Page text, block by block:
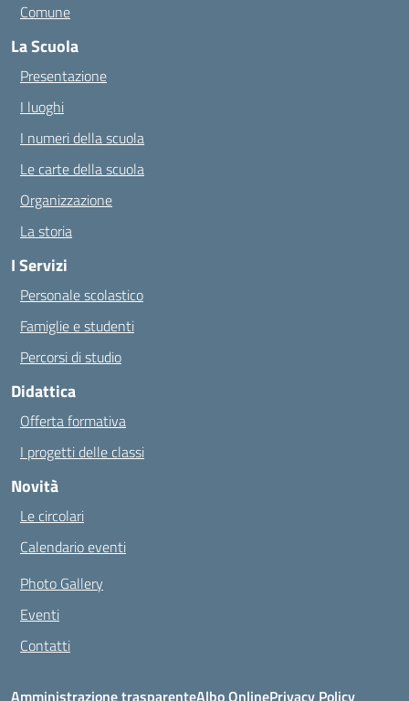
Comune
La Scuola
Presentazione
I luoghi
I numeri della scuola
Le carte della scuola
Organizzazione
La storia
I Servizi
Personale scolastico
Famiglie e studenti
Percorsi di studio
Didattica
Offerta formativa
I progetti delle classi
Novità
Le circolari
Calendario eventi
Photo Gallery
Eventi
Contatti
Amministrazione trasparenteAlbo OnlinePrivacy Policy